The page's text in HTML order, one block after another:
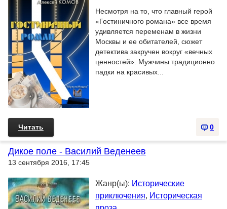
Несмотря на то, что главный герой
«Гостиничного романа» все время
удивляется переменам в жизни
Москвы и ее обитателей, сюжет
детектива закручен вокруг «вечных
ценностей». Мужчины традиционно
падки на красивых...
0
Читать
Дикое поле - Василий Веденеев
13 сентября 2016, 17:45
Жанр(ы): Исторические
приключения, Историческая